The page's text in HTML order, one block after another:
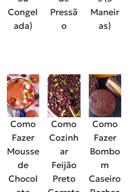
Congel
ada)
Pressã
o
Maneir
as)
Como
Fazer
Mousse
de
Chocol
Como
Cozinh
ar
Feijão
Preto
Como
Fazer
Bombo
m
Caseiro